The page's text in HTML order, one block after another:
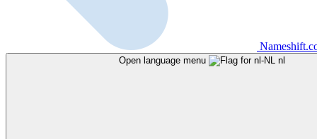
Open language menu nl